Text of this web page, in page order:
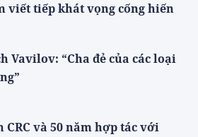
viết tiếp khát vọng cống hiến
Vavilov: “Cha đẻ của các loại
và 50 năm hợp tác với